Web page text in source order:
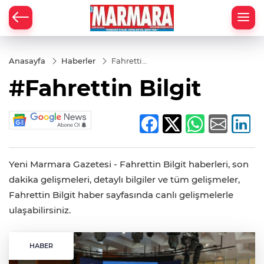
Anasayfa Haberler
Fahrettin
#Fahrettin Bilgit
Yeni Marmara Gazetesi - Fahrettin Bilgit haberleri, son
dakika gelişmeleri, detaylı bilgiler ve tüm gelişmeler,
Fahrettin Bilgit haber sayfasında canlı gelişmelerle
ulaşabilirsiniz.
HABER